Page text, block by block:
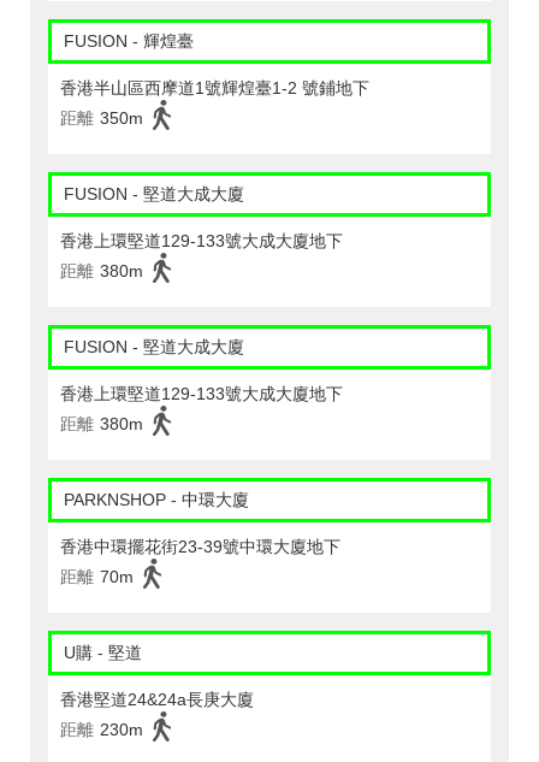
FUSION - 輝煌臺
香港半山區西摩道1號輝煌臺1-2 號鋪地下
距離 350m
FUSION - 堅道大成大廈
香港上環堅道129-133號大成大廈地下
距離 380m
FUSION - 堅道大成大廈
香港上環堅道129-133號大成大廈地下
距離 380m
PARKNSHOP - 中環大廈
香港中環擺花街23-39號中環大廈地下
距離 70m
U購 - 堅道
香港堅道24&24a長庚大廈
距離 230m